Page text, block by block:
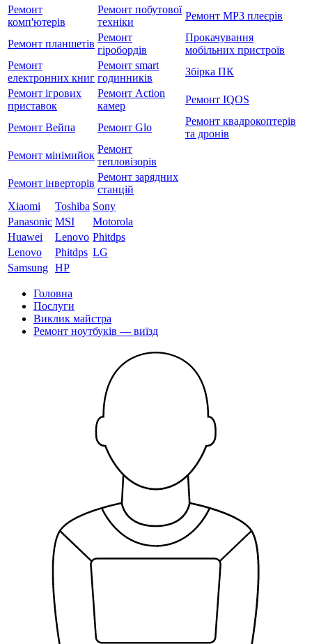
Ремонт
комп'ютерів
Ремонт побутової
техніки
Ремонт MP3 плеєрів
Ремонт планшетів
Ремонт
гіробордів
Прокачування
мобільних пристроїв
Ремонт
електронних книг
Ремонт smart
годинників
Збірка ПК
Ремонт ігрових
приставок
Ремонт Action
камер
Ремонт IQOS
Ремонт Вейпа Ремонт Glo
Ремонт квадрокоптерів
та дронів
Ремонт мiнiмийок
Ремонт
тепловізорів
Ремонт інверторів
Ремонт зарядних
станцій
Xiaomi
Toshiba Sony
Panasonic MSI
Motorola
Huawei
Lenovo Phitdps
Lenovo
Phitdps LG
Samsung HP
Головна
Послуги
Виклик майстра
Ремонт ноутбукiв — виїзд